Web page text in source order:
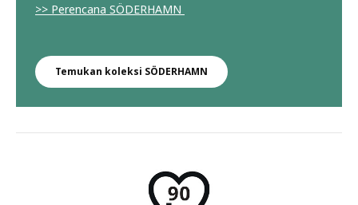
>> Perencana SÖDERHAMN
Temukan koleksi SÖDERHAMN